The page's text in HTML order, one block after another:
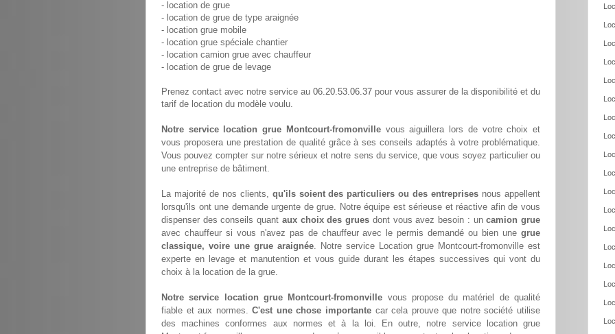
- location de grue
- location de grue de type araignée
- location grue mobile
- location grue spéciale chantier
- location camion grue avec chauffeur
- location de grue de levage
Prenez contact avec notre service au 06.20.53.06.37 pour vous assurer de la disponibilité et du
tarif de location du modèle voulu.
Notre service location grue Montcourt-fromonvillevous aiguillera lors de votre choix et
vous proposera une prestation de qualité grâce à ses conseils adaptés à votre problématique.
Vous pouvez compter sur notre sérieux et notre sens du service, que vous soyez particulier ou
une entreprise de bâtiment.
La majorité de nos clients, qu'ils soient des particuliers ou des entreprises nous appellent
lorsqu'ils ont une demande urgente de grue. Notre équipe est sérieuse et réactive afin de vous
dispenser des conseils quant aux choix des grues dont vous avez besoin : uncamion grue
avec chauffeur si vous n'avez pas de chauffeur avec le permis demandé ou bien une grue
classique, voire une grue araignée. Notre service Location grue Montcourt-fromonville est
experte en levage et manutention et vous guide durant les étapes successives qui vont du
choix à la location de la grue.
Notre service location grue Montcourt-fromonville vous propose du matériel de qualité
fiable et aux normes.C'est une chose importante car cela prouve que notre société utilise
des machines conformes aux normes et à la loi. En outre, notre service location grue